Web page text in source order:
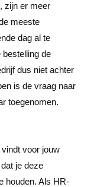
zijn er meer
meeste
dag al te
bestelling de
dus niet achter
is de vraag naar
toegenomen.
voor jouw
je deze
houden. Als HR-